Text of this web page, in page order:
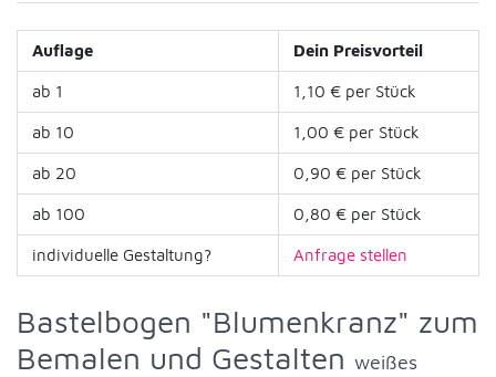
Auflage Dein Preisvorteil
ab 1 1,10 € per Stück
ab 10 1,00 € per Stück
ab 20 0,90 € per Stück
ab 100 0,80 € per Stück
individuelle Gestaltung? Anfrage stellen
Bastelbogen "Blumenkranz" zum
Bemalen und Gestalten weißes